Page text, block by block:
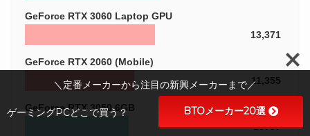
GeForce RTX 3060 Laptop GPU
13,371
GeForce RTX 2060 (Mobile)
11,355
GeForce RTX 3050 6GB
10797
＼定番メーカーから注目の新興メーカーまで／
ゲーミングPCどこで買う？ BTOメーカー20選